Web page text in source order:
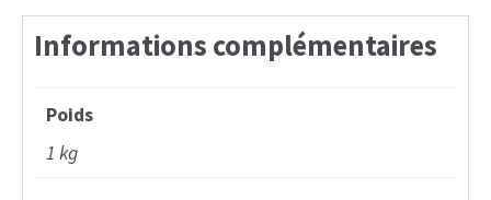
Informations complémentaires
Poids
1 kg